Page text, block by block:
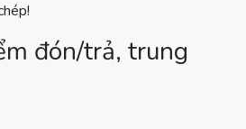
đón/trả, trung